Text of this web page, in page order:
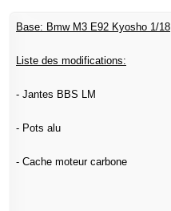
Base: Bmw M3 E92 Kyosho 1/18
Liste des modifications:
- Jantes BBS LM
- Pots alu
- Cache moteur carbone